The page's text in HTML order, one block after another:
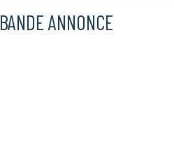
BANDE ANNONCE